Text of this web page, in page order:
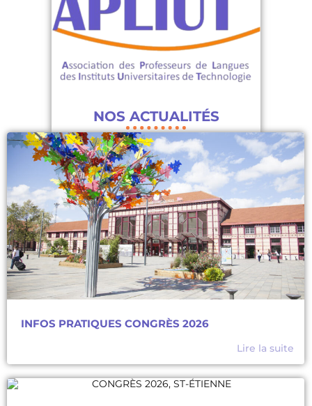
NOS ACTUALITÉS
INFOS PRATIQUES CONGRÈS 2026
Lire la suite